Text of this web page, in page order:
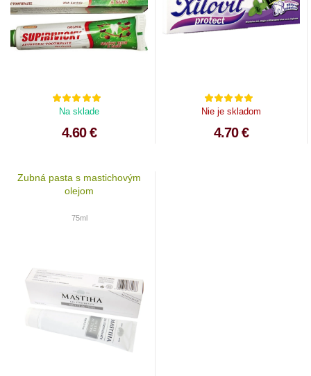
Na sklade
4.60 €
Nie je skladom
4.70 €
Zubná pasta s mastichovým
olejom
75ml